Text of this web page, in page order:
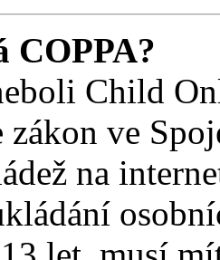
COPPA?
Child
ve
na